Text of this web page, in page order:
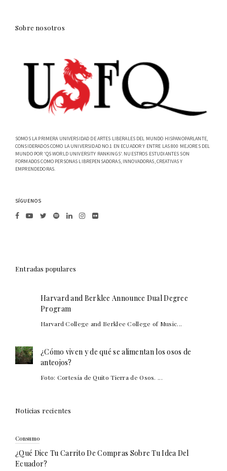
Sobre nosotros
SOMOS LA PRIMERA UNIVERSIDAD DE ARTES LIBERALES DEL MUNDO HISPANOPARLANTE,
CONSIDERADOS COMO LA UNIVERSIDAD NO.1 EN ECUADOR Y ENTRE LAS 800 MEJORES DEL
MUNDO POR 'QS WORLD UNIVERSITY RANKINGS'. NUESTROS ESTUDIANTES SON
FORMADOS COMO PERSONAS LIBREPENSADORAS, INNOVADORAS, CREATIVAS Y
EMPRENDEDORAS.
SÍGUENOS
Entradas populares
Harvard and Berklee Announce Dual Degree
Program
Harvard College and Berklee College of Music...
¿Cómo viven y de qué se alimentan los osos de
anteojos?
Foto: Cortesía de Quito Tierra de Osos. ...
Noticias recientes
Consumo
¿Qué Dice Tu Carrito De Compras Sobre Tu Idea Del
Ecuador?